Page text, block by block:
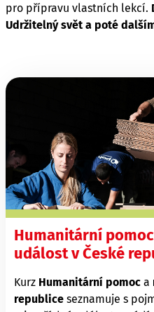
pro přípravu vlastních lekcí.
Udržitelný svět a poté
aa
Humanitární
událost v České
Kurz Humanitární pomoc a
republice seznamuje s